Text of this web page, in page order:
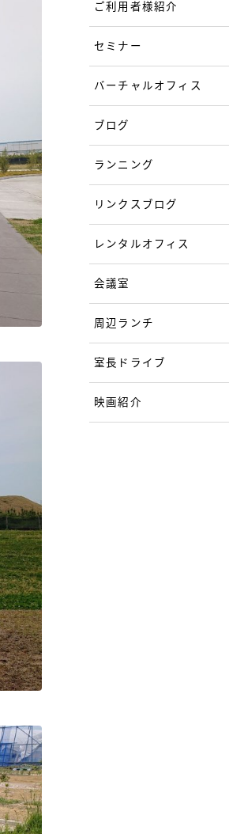
ご利用者様紹介
セミナー
バーチャルオフィス
ブログ
ランニング
リンクスブログ
レンタルオフィス
会議室
周辺ランチ
室長ドライブ
映画紹介